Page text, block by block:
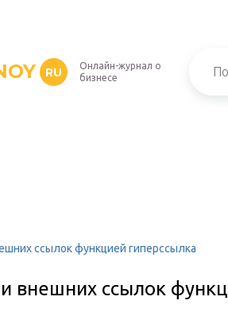
RU
Онлайн-журнал о
бизнесе
ссылок функцией гиперссылка
внешних ссылок